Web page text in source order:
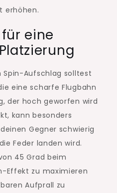
erhöhen.
eine
Spin-Aufschlag solltest
eine scharfe Flugbahn
der hoch geworfen wird
kann besonders
Gegner schwierig
Feder landen wird.
45 Grad beim
Effekt zu maximieren
Aufprall zu